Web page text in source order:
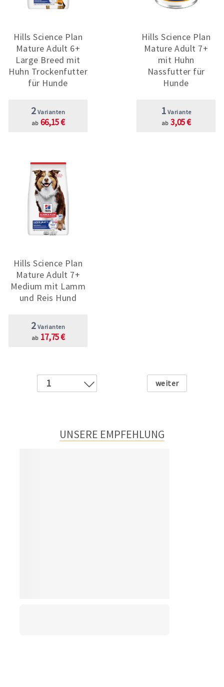
Hills Science Plan
Mature Adult 6+
Large Breed mit
Huhn Trockenfutter
für Hunde
2 Varianten
ab 66,15 €
Hills Science Plan
Mature Adult 7+
mit Huhn
Nassfutter für
Hunde
1 Variante
ab 3,05 €
Hills Science Plan
Mature Adult 7+
Medium mit Lamm
und Reis Hund
2 Varianten
ab 17,75 €
1
Weiter
UNSERE EMPFEHLUNG